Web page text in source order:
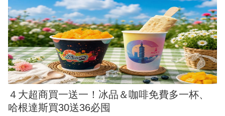
４大超商買一送一！冰品＆咖啡免費多一杯、
哈根達斯買30送36必囤